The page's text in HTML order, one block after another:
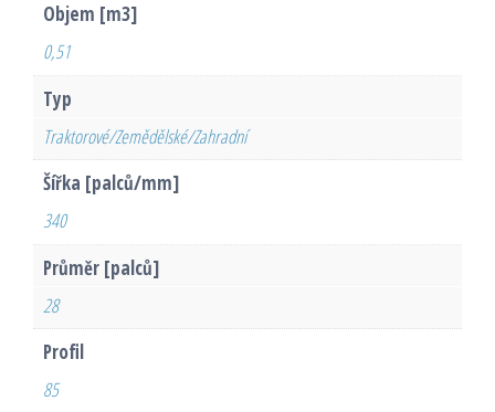
Objem [m3]
0,51
Typ
Traktorové/Zemědělské/Zahradní
Šířka [palců/mm]
340
Průměr [palců]
28
Profil
85